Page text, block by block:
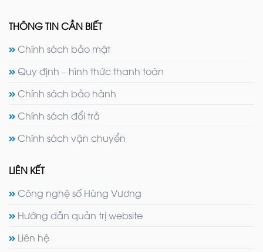
THÔNG TIN CẦN BIẾT
Chính sách bảo mật
Quy định – hình thức thanh toán
Chính sách bảo hành
Chính sách đổi trả
Chính sách vận chuyển
LIÊN KẾT
Công nghệ số Hùng Vương
Hướng dẫn quản trị website
Liên hệ